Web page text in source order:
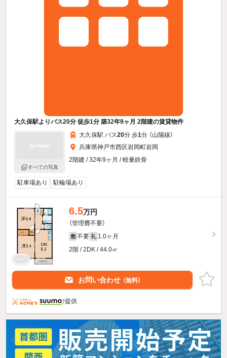
大久保駅よりバス20分 徒歩1分 築32年9ヶ月 2階建の賃貸物件
すべての写真
大久保駅 バス20分 歩1分 （山陽線）
兵庫県神戸市西区岩岡町岩岡
2階建 / 32年9ヶ月 / 軽量鉄骨
駐車場あり 駐輪場あり
6.5万円
（管理費不要）
敷 不要 礼 1.0ヶ月
2階 / 2DK / 44.0㎡
お問い合わせ （無料）
提供